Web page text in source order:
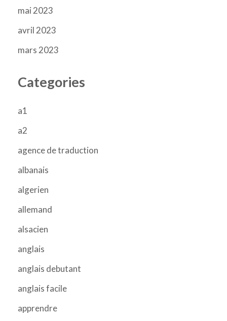
mai 2023
avril 2023
mars 2023
Categories
a1
a2
agence de traduction
albanais
algerien
allemand
alsacien
anglais
anglais debutant
anglais facile
apprendre